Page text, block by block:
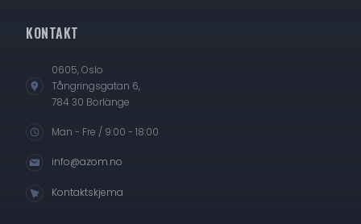
KONTAKT
0605, Oslo
Tångringsgatan 6,
784 30 Borlänge
Man - Fre / 9:00 - 18:00
info@azom.no
Kontaktskjema